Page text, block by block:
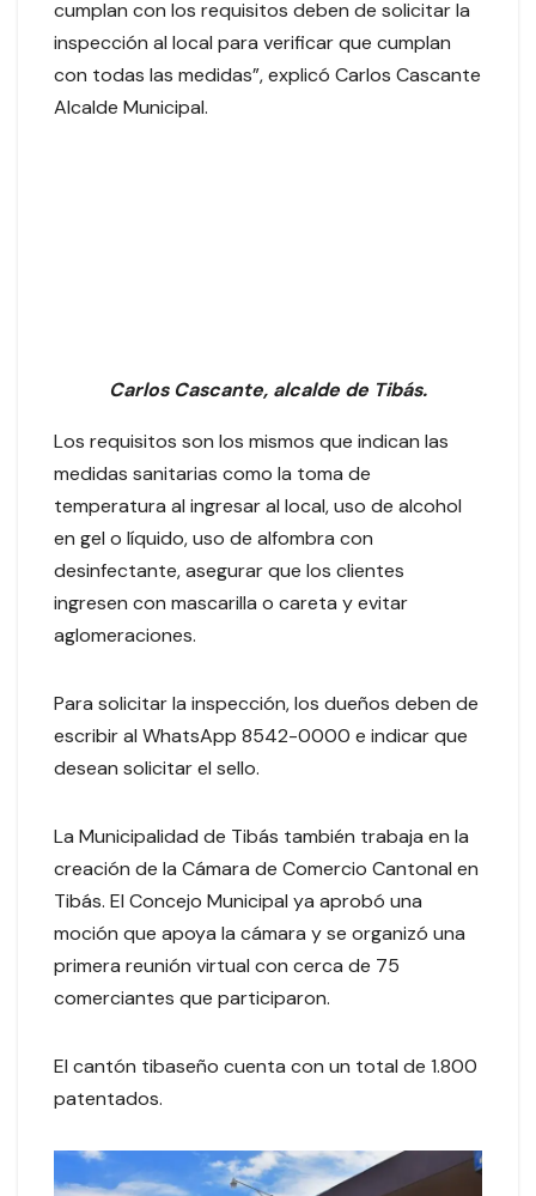
cumplan con los requisitos deben de solicitar la
inspección al local para verificar que cumplan
con todas las medidas”, explicó Carlos Cascante
Alcalde Municipal.
Carlos Cascante, alcalde de Tibás.
Los requisitos son los mismos que indican las
medidas sanitarias como la toma de
temperatura al ingresar al local, uso de alcohol
en gel o líquido, uso de alfombra con
desinfectante, asegurar que los clientes
ingresen con mascarilla o careta y evitar
aglomeraciones.
Para solicitar la inspección, los dueños deben de
escribir al WhatsApp 8542-0000 e indicar que
desean solicitar el sello.
La Municipalidad de Tibás también trabaja en la
creación de la Cámara de Comercio Cantonal en
Tibás. El Concejo Municipal ya aprobó una
moción que apoya la cámara y se organizó una
primera reunión virtual con cerca de 75
comerciantes que participaron.
El cantón tibaseño cuenta con un total de 1.800
patentados.